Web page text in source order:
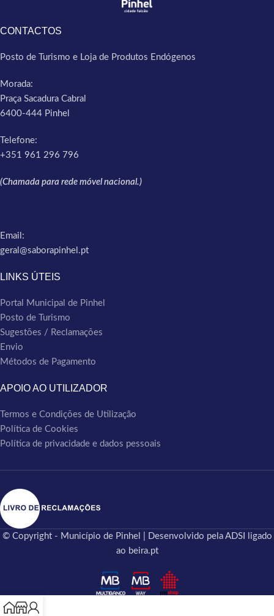
CONTACTOS
Posto de Turismo e Loja de Produtos Endógenos
Morada:
Praça Sacadura Cabral
6400-444 Pinhel
Telefone:
+351 961 296 796
(Chamada para rede móvel nacional.)
Email:
geral@saborapinhel.pt
LINKS ÚTEIS
Portal Municipal de Pinhel
Posto de Turismo
Sugestões / Reclamações
Envio
Métodos de Pagamento
APOIO AO UTILIZADOR
Termos e Condições de Utilização
Política de Cookies
Política de privacidade e dados pessoais
© Copyright - Município de Pinhel | Desenvolvido pela ADSI ligado
ao beira.pt